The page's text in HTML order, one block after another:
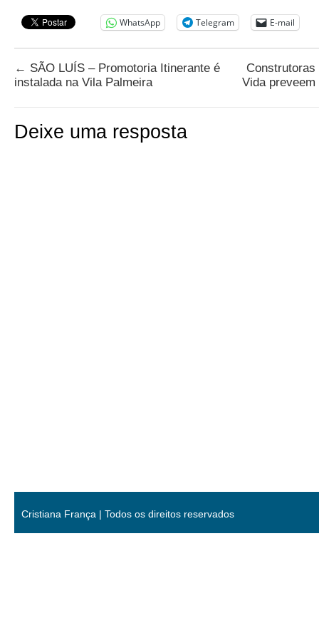
WhatsApp Telegram E-mail
← SÃO LUÍS – Promotoria Itinerante é
instalada na Vila Palmeira
Vida
Deixe uma resposta
Cristiana França | Todos os direitos reservados